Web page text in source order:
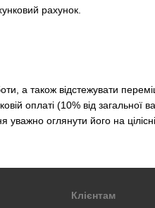
рахунок.
а також відстежувати
оплаті (10% від
оглянути його на
Клієнтам